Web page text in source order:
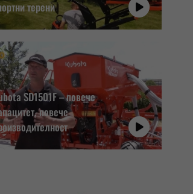
терени
SD1501F – повече
повече